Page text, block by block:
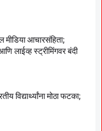
मीडिया आचारसंहिता;
लाईव्ह स्ट्रीमिंगवर बंदी
विद्यार्थ्यांना मोठा फटका;